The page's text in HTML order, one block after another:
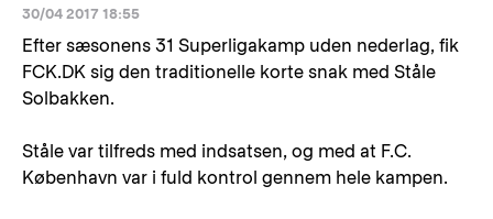
30/04 2017 18:55
Efter sæsonens 31 Superligakamp uden nederlag, fik
FCK.DK sig den traditionelle korte snak med Ståle
Solbakken.
Ståle var tilfreds med indsatsen, og med at F.C.
København var i fuld kontrol gennem hele kampen.